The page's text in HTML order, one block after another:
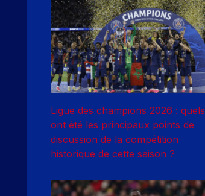
Ligue des champions 2026 : quels
ont été les principaux points de
discussion de la compétition
historique de cette saison ?